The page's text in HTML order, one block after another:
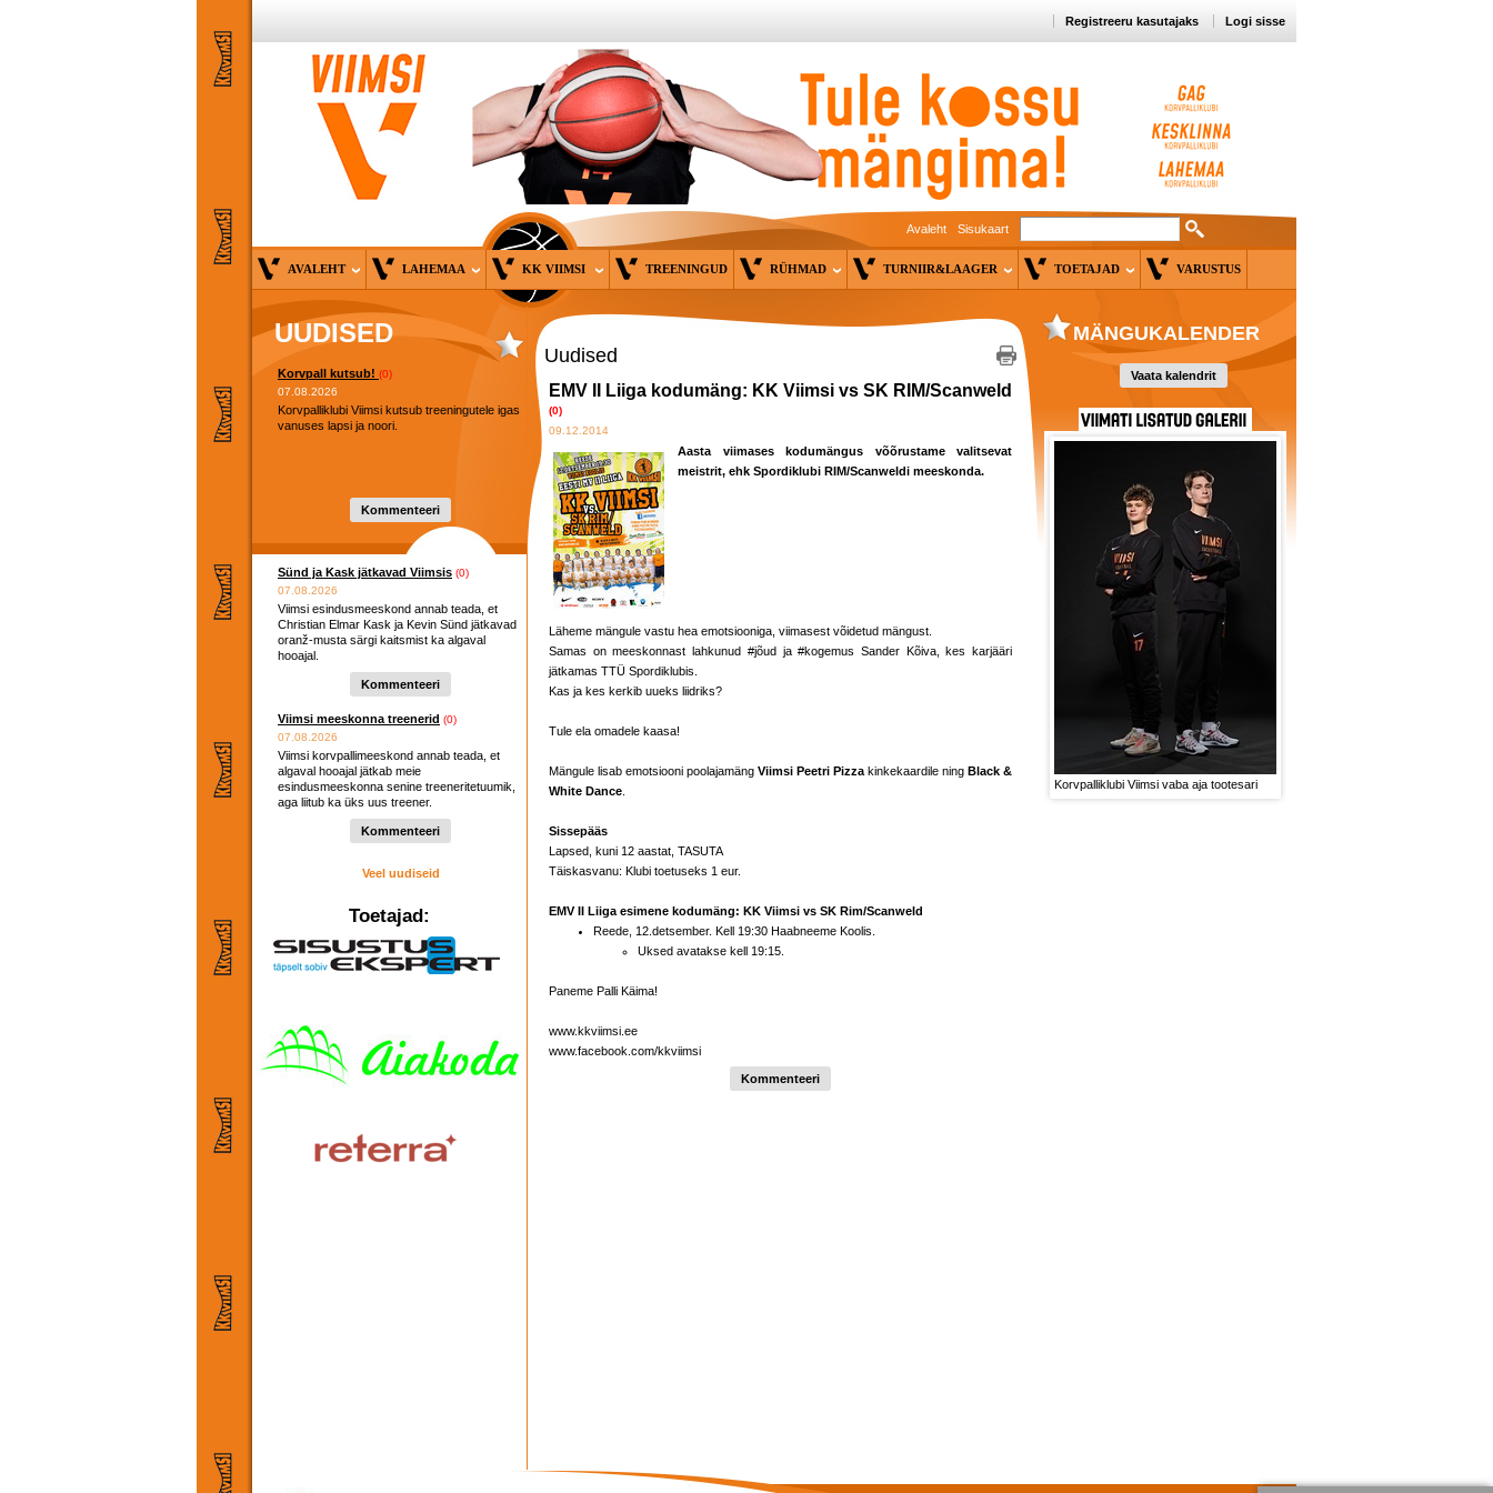
Registreeru kasutajaks Logi sisse
Avaleht Sisukaart
AVALEHT LAHEMAA KK VIIMSI TREENINGUD RÜHMAD TURNIIR&LAAGER TOETAJAD VARUSTUS
UUDISED
Korvpall kutsub! (0)
07.08.2026
Korvpalliklubi Viimsi kutsub treeningutele igas
vanuses lapsi ja noori.
Kommenteeri
Sünd ja Kask jätkavad Viimsis (0)
07.08.2026
Viimsi esindusmeeskond annab teada, et
Christian Elmar Kask ja Kevin Sünd jätkavad
oranž-musta särgi kaitsmist ka algaval
hooajal.
Kommenteeri
Viimsi meeskonna treenerid (0)
07.08.2026
Viimsi korvpallimeeskond annab teada, et
algaval hooajal jätkab meie
esindusmeeskonna senine treeneritetuumik,
aga liitub ka üks uus treener.
Kommenteeri
Veel uudiseid
Toetajad:
Uudised
EMV II Liiga kodumäng: KK Viimsi vs SK RIM/Scanweld
(0)
09.12.2014
Aasta viimases kodumängus võõrustame valitsevat
meistrit, ehk Spordiklubi RIM/Scanweldi meeskonda.
Läheme mängule vastu hea emotsiooniga, viimasest võidetud mängust.
Samas on meeskonnast lahkunud #jõud ja #kogemus Sander Kõiva, kes karjääri
jätkamas TTÜ Spordiklubis.
Kas ja kes kerkib uueks liidriks?
Tule ela omadele kaasa!
Mängule lisab emotsiooni poolajamäng Viimsi Peetri Pizza kinkekaardile ning Black &
White Dance
Sissepääs
Lapsed, kuni 12 aastat, TASUTA
Täiskasvanu: Klubi toetuseks 1 eur.
EMV II Liiga esimene kodumäng: KK Viimsi vs SK Rim/Scanweld
Reede, 12.detsember. Kell 19:30 Haabneeme Koolis.
Uksed avatakse kell 19:15.
Paneme Palli Käima!
www.kkviimsi.ee
www.facebook.com/kkviimsi
Kommenteeri
MÄNGUKALENDER
Vaata kalendrit
Korvpalliklubi Viimsi vaba aja tootesari